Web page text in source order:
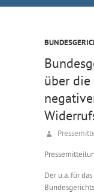
über
Der u.a. für